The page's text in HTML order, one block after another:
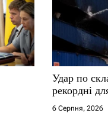
Удар по
рекордні
6 Серпня, 2026